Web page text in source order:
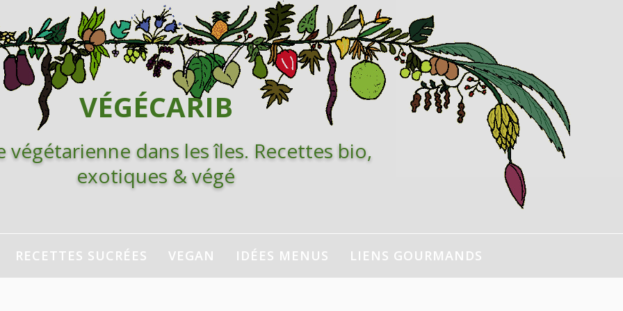
VÉGÉCARIB
végétarienne dans les îles. Recettes bio,
exotiques & végé
RECETTES SUCRÉES VEGAN IDÉES MENUS LIENS GOURMANDS